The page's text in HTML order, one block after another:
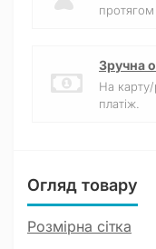
Зручна
На
платіж.
Огляд товару
Розмірна сітка